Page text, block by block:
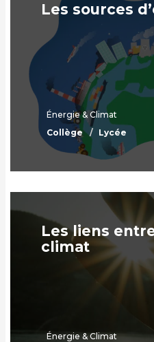
Les sources
Énergie & Climat
Collège
Lycée
Les liens
climat
Énergie & Climat